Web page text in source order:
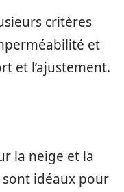
critères
et
et l’ajustement.
la neige et la
sont idéaux pour